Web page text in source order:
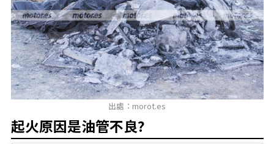
出處：morot.es
起火原因是油管不良?